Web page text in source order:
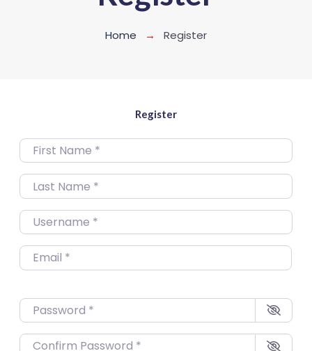
Home Register
Register
First Name*
Last Name*
Username*
Email*
Password*
Confirm Password*